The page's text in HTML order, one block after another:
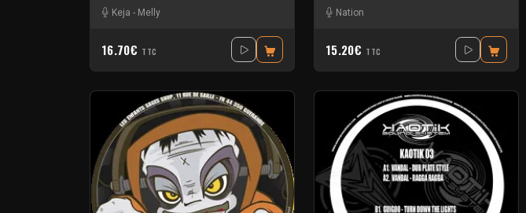
Keja - Melly
16.70€ TTC
Nation
15.20€ TTC